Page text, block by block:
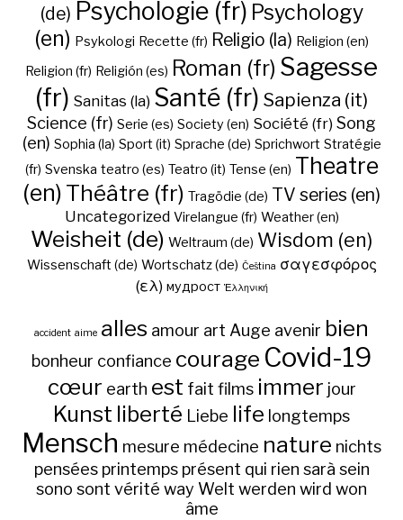
(de) Psychologie (fr) Psychology
(en) Psykologi Recette (fr) Religio (la) Religion (en)
Religion (fr) Religión (es) Roman (fr) Sagesse
(fr) Sanitas (la) Santé (fr) Sapienza (it)
Science (fr) Serie (es) Society (en) Société (fr) Song
(en) Sophia (la) Sport (it) Sprache (de) Sprichwort Stratégie
(fr) Svenska teatro (es) Teatro (it) Tense (en) Theatre
(en) Théâtre (fr) Tragödie (de) TV series (en)
Uncategorized Virelangue (fr) Weather (en)
Weisheit (de) Weltraum (de) Wisdom (en)
Wissenschaft (de) Wortschatz (de) Čeština σαγεσφόρος
(ελ) мудрост Ἑλληνική
accident aime alles amour art Auge avenir bien
bonheur confiance courage Covid-19
cœur earth est fait films immer jour
Kunst liberté Liebe life longtemps
Mensch mesure médecine nature nichts
pensées printemps présent qui rien sarà sein
sono sont vérité way Welt werden wird won
âme